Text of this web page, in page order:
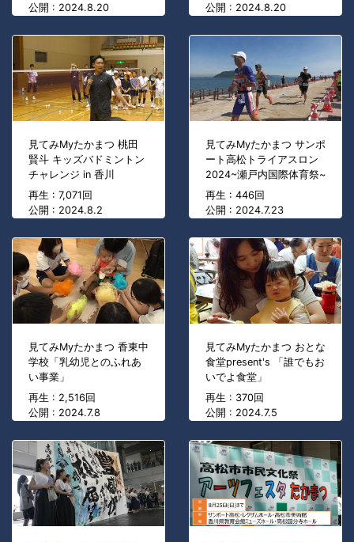
公開 : 2024.8.20
公開 : 2024.8.20
見てみMyたかまつ 桃田
賢斗 キッズバドミントン
チャレンジ in 香川
再生 : 7,071回
公開 : 2024.8.2
見てみMyたかまつ サンポ
ート高松トライアスロン
2024~瀬戸内国際体育祭~
再生 : 446回
公開 : 2024.7.23
見てみMyたかまつ 香東中
学校「乳幼児とのふれあ
い事業」
再生 : 2,516回
公開 : 2024.7.8
見てみMyたかまつ おとな
食堂present's 「誰でもお
いでよ食堂」
再生 : 370回
公開 : 2024.7.5